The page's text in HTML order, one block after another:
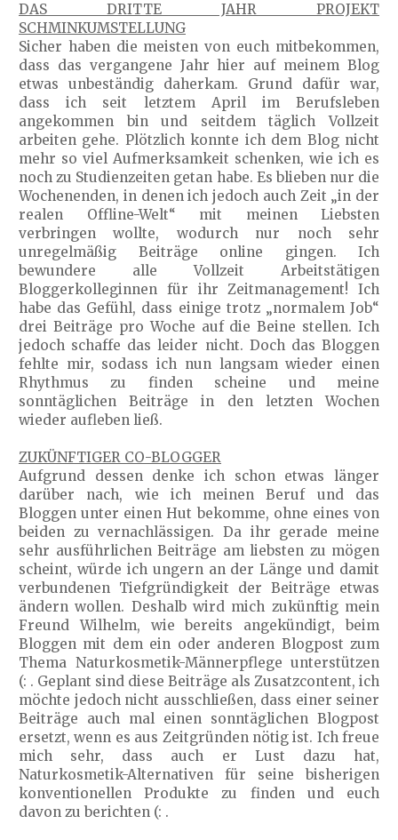
DAS DRITTE JAHR PROJEKT
SCHMINKUMSTELLUNG
Sicher haben die meisten von euch mitbekommen,
dass das vergangene Jahr hier auf meinem Blog
etwas unbeständig daherkam. Grund dafür war,
dass ich seit letztem April im Berufsleben
angekommen bin und seitdem täglich Vollzeit
arbeiten gehe. Plötzlich konnte ich dem Blog nicht
mehr so viel Aufmerksamkeit schenken, wie ich es
noch zu Studienzeiten getan habe. Es blieben nur die
Wochenenden, in denen ich jedoch auch Zeit „in der
realen Offline-Welt“ mit meinen Liebsten
verbringen wollte, wodurch nur noch sehr
unregelmäßig Beiträge online gingen. Ich
bewundere alle Vollzeit Arbeitstätigen
Bloggerkolleginnen für ihr Zeitmanagement! Ich
habe das Gefühl, dass einige trotz „normalem Job“
drei Beiträge pro Woche auf die Beine stellen. Ich
jedoch schaffe das leider nicht. Doch das Bloggen
fehlte mir, sodass ich nun langsam wieder einen
Rhythmus zu finden scheine und meine
sonntäglichen Beiträge in den letzten Wochen
wieder aufleben ließ.
ZUKÜNFTIGER CO-BLOGGER
Aufgrund dessen denke ich schon etwas länger
darüber nach, wie ich meinen Beruf und das
Bloggen unter einen Hut bekomme, ohne eines von
beiden zu vernachlässigen. Da ihr gerade meine
sehr ausführlichen Beiträge am liebsten zu mögen
scheint, würde ich ungern an der Länge und damit
verbundenen Tiefgründigkeit der Beiträge etwas
ändern wollen. Deshalb wird mich zukünftig mein
Freund Wilhelm, wie bereits angekündigt, beim
Bloggen mit dem ein oder anderen Blogpost zum
Thema Naturkosmetik-Männerpflege unterstützen
(: . Geplant sind diese Beiträge als Zusatzcontent, ich
möchte jedoch nicht ausschließen, dass einer seiner
Beiträge auch mal einen sonntäglichen Blogpost
ersetzt, wenn es aus Zeitgründen nötig ist. Ich freue
mich sehr, dass auch er Lust dazu hat,
Naturkosmetik-Alternativen für seine bisherigen
konventionellen Produkte zu finden und euch
davon zu berichten (: .